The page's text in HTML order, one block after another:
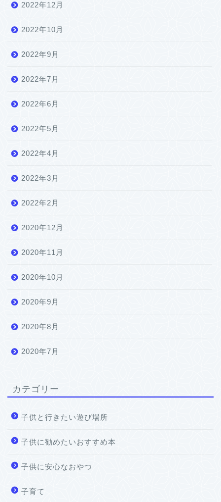
2022年12月
2022年10月
2022年9月
2022年7月
2022年6月
2022年5月
2022年4月
2022年3月
2022年2月
2020年12月
2020年11月
2020年10月
2020年9月
2020年8月
2020年7月
カテゴリー
子供と行きたい遊び場所
子供に勧めたいおすすめ本
子供に安心なおやつ
子育て